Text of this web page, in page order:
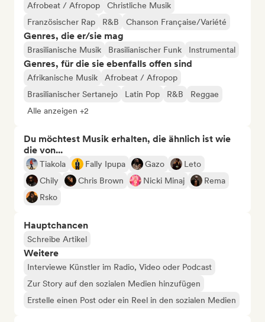
Afrobeat / Afropop
Christliche Musik
Französischer Rap
R&B Chanson Française/Variété
Genres, die er/sie mag
Brasilianische Musik Brasilianischer Funk Instrumental
Genres, für die sie ebenfalls offen sind
Afrikanische Musik
Afrobeat / Afropop
Brasilianischer Sertanejo
Latin Pop R&B
Reggae
Alle anzeigen +2
Du möchtest Musik erhalten, die ähnlich ist wie
die von...
Tiakola Fally Ipupa Gazo
Leto
Chily
Chris Brown Nicki Minaj
Rema
Rsko
Hauptchancen
Schreibe Artikel
Weitere
Interviewe Künstler im Radio, Video oder Podcast
Zur Story auf den sozialen Medien hinzufügen
Erstelle einen Post oder ein Reel in den sozialen Medien